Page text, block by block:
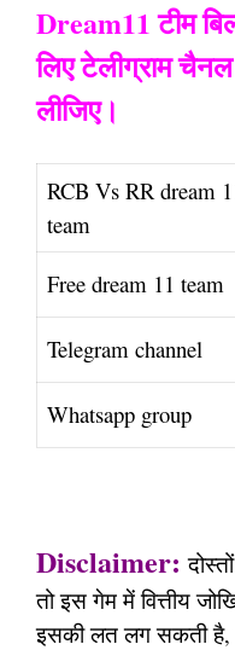
Dream11 टीम
लिए टेलीग्राम
लीजिए।
RCB Vs RR dream
team
Free dream 11 team
Telegram channel
Whatsapp group
Disclaimer:
तो इस गेम में वित्तीय
इसकी लत लग सकती है,